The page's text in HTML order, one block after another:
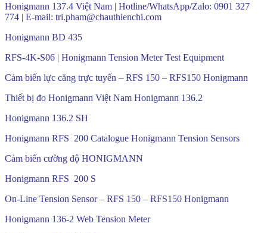
Honigmann 137.4 Việt Nam | Hotline/WhatsApp/Zalo: 0901 327
774 | E-mail: tri.pham@chauthienchi.com
Honigmann BD 435
RFS-4K-S06 | Honigmann Tension Meter Test Equipment
Cảm biến lực căng trực tuyến – RFS 150 – RFS150 Honigmann
Thiết bị đo Honigmann Việt Nam Honigmann 136.2
Honigmann 136.2 SH
Honigmann RFS 200 Catalogue Honigmann Tension Sensors
Cảm biến cường độ HONIGMANN
Honigmann RFS 200 S
On-Line Tension Sensor – RFS 150 – RFS150 Honigmann
Honigmann 136-2 Web Tension Meter